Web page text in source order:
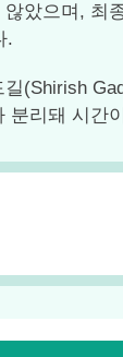
았으며, 최
.
(Shirish
분리돼 시